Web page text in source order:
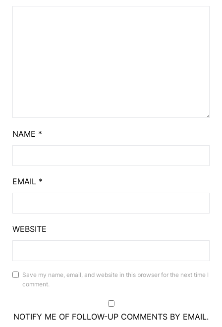
NAME *
EMAIL *
WEBSITE
Save my name, email, and website in this browser for the next time I
comment.
NOTIFY ME OF FOLLOW-UP COMMENTS BY EMAIL.